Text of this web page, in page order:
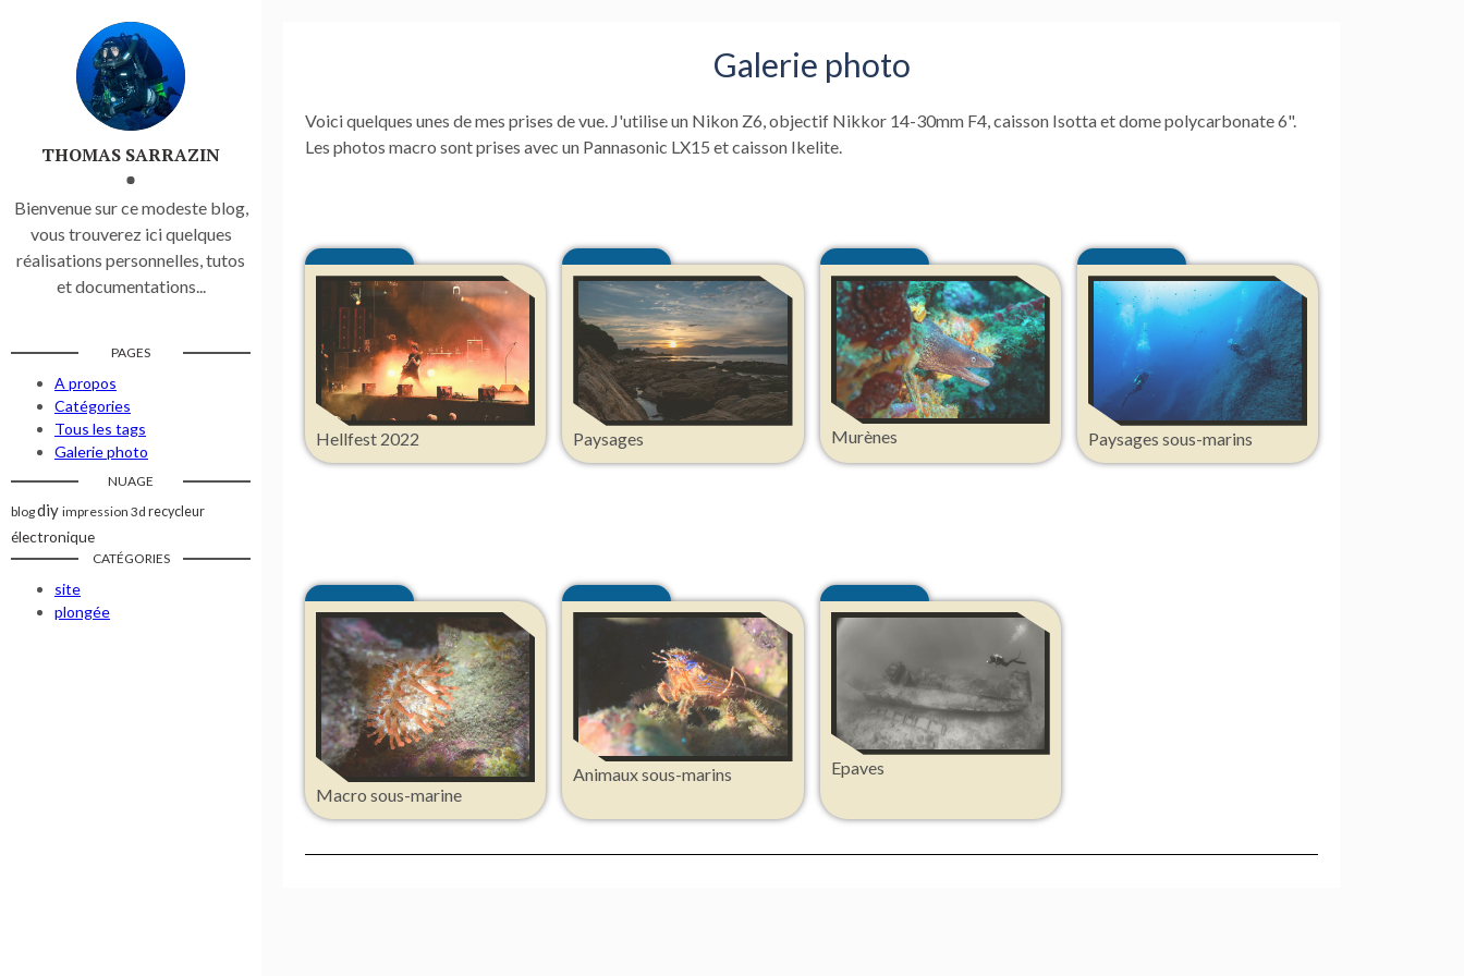
THOMAS SARRAZIN
Bienvenue sur ce modeste blog,
vous trouverez ici quelques
réalisations personnelles, tutos
et documentations...
PAGES
A propos
Catégories
Tous les tags
Galerie photo
NUAGE
blogdiy impression 3d recycleur
électronique
CATÉGORIES
site
plongée
Galerie photo
Voici quelques unes de mes prises de vue. J'utilise un Nikon Z6, objectif Nikkor 14-30mm F4, caisson Isotta et dome polycarbonate 6".
Les photos macro sont prises avec un Pannasonic LX15 et caisson Ikelite.
Hellfest 2022 Paysages Murènes Paysages sous-marins
Macro sous-marine
Animaux sous-marins Epaves